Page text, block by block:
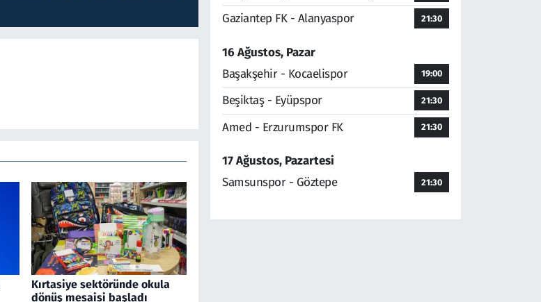
Kırtasiye sektöründe okula
dönüş mesaisi başladı
Gaziantep FK - Alanyaspor 21:30
16 Ağustos, Pazar
Başakşehir - Kocaelispor
19:00
Beşiktaş - Eyüpspor 21:30
Amed - Erzurumspor FK 21:30
17 Ağustos, Pazartesi
Samsunspor - Göztepe
21:30